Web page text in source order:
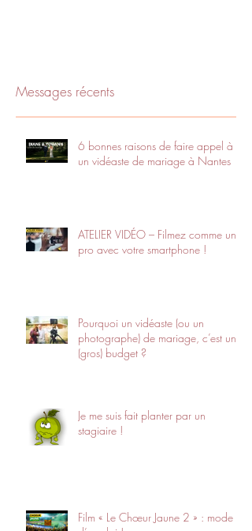
Messages récents
6 bonnes raisons de faire appel à
un vidéaste de mariage à Nantes
ATELIER VIDÉO – Filmez comme un
pro avec votre smartphone !
Pourquoi un vidéaste (ou un
photographe) de mariage, c’est un
(gros) budget ?
Je me suis fait planter par un
stagiaire !
Film « Le Chœur Jaune 2 » : mode